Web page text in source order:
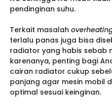
pendinginan suhu.
Terkait masalah
terlalu panas juga bisa
radiator yang habis sebab
karenanya, penting bagi
cairan radiator cukup
panjang agar mesin mobil
optimal sesuai keinginan.